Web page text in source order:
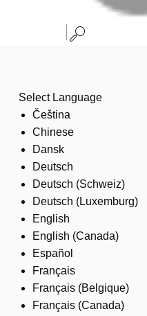
Select Language
Čeština
Chinese
Dansk
Deutsch
Deutsch (Schweiz)
Deutsch (Luxemburg)
English
English (Canada)
Español
Français
Français (Belgique)
Français (Canada)